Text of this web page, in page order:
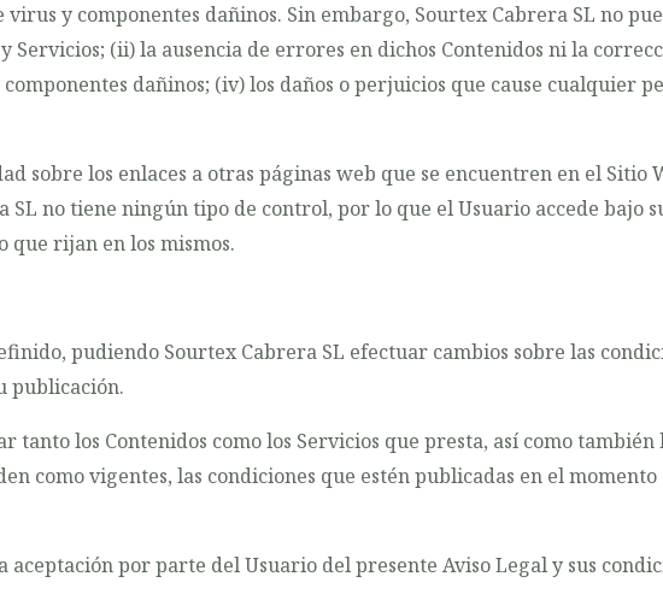
y componentes dañinos. Sin embargo, Sourtex Cabrera SL no
(ii) la ausencia de errores en dichos Contenidos ni la
dañinos; (iv) los daños o perjuicios que cause cualquier
sobre los enlaces a otras páginas web que se encuentren en el
no tiene ningún tipo de control, por lo que el Usuario accede bajo
que rijan en los mismos.
pudiendo Sourtex Cabrera SL efectuar cambios sobre las
publicación.
tanto los Contenidos como los Servicios que presta, así como
como vigentes, las condiciones que estén publicadas en el
por parte del Usuario del presente Aviso Legal y sus